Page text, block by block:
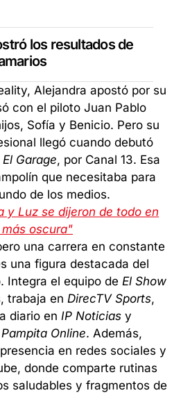
los resultados de
Alejandra apostó por su
con el piloto Juan Pablo
Sofía y Benicio. Pero su
llegó cuando debutó
El Garage, por Canal 13. Esa
que necesitaba para
de los medios.
y Luz se dijeron de todo en
oscura"
una carrera en constante
una figura destacada del
Integra el equipo deEl Show
trabaja enDirecTV Sports,
diario enIP Noticias y
Pampita Online. Además,
en redes sociales y
donde comparte rutinas
saludables y fragmentos de